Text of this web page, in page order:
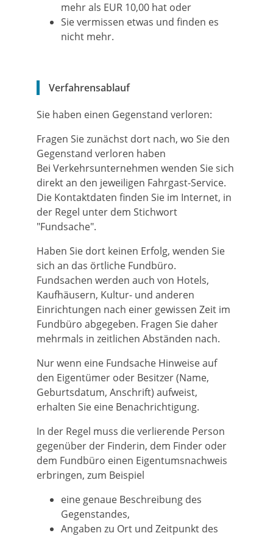
mehr als EUR 10,00 hat oder
Sie vermissen etwas und finden es
nicht mehr.
Verfahrensablauf
Sie haben einen Gegenstand verloren:
Fragen Sie zunächst dort nach, wo Sie den
Gegenstand verloren haben
Bei Verkehrsunternehmen wenden Sie sich
direkt an den jeweiligen Fahrgast-Service.
Die Kontaktdaten finden Sie im Internet, in
der Regel unter dem Stichwort
"Fundsache".
Haben Sie dort keinen Erfolg, wenden Sie
sich an das örtliche Fundbüro.
Fundsachen werden auch von Hotels,
Kaufhäusern, Kultur- und anderen
Einrichtungen nach einer gewissen Zeit im
Fundbüro abgegeben. Fragen Sie daher
mehrmals in zeitlichen Abständen nach.
Nur wenn eine Fundsache Hinweise auf
den Eigentümer oder Besitzer (Name,
Geburtsdatum, Anschrift) aufweist,
erhalten Sie eine Benachrichtigung.
In der Regel muss die verlierende Person
gegenüber der Finderin, dem Finder oder
dem Fundbüro einen Eigentumsnachweis
erbringen, zum Beispiel
eine genaue Beschreibung des
Gegenstandes,
Angaben zu Ort und Zeitpunkt des